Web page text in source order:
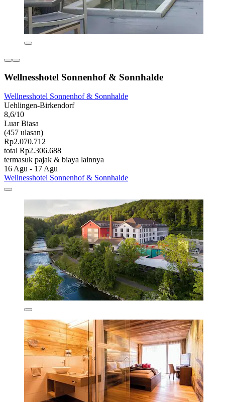
Wellnesshotel Sonnenhof & Sonnhalde
Wellnesshotel Sonnenhof & Sonnhalde
Uehlingen-Birkendorf
8,6/10
Luar Biasa
(457 ulasan)
Rp2.070.712
total Rp2.306.688
termasuk pajak & biaya lainnya
16 Agu - 17 Agu
Wellnesshotel Sonnenhof & Sonnhalde